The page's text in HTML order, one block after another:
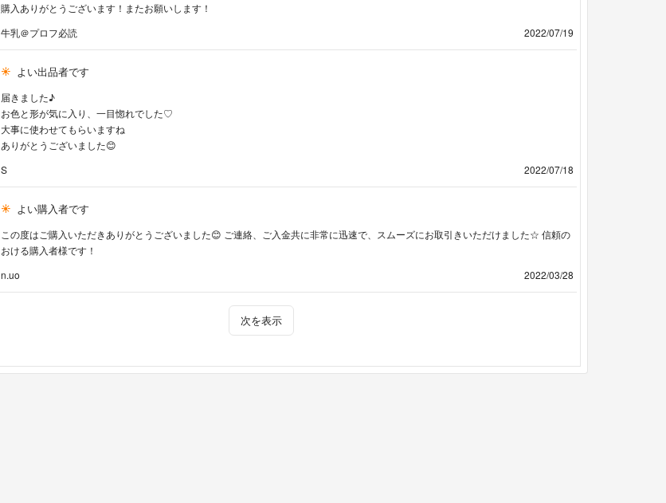
購入ありがとうございます！またお願いします！
牛乳＠プロフ必読
2022/07/19
よい出品者です
届きました♪
お色と形が気に入り、一目惚れでした♡
大事に使わせてもらいますね
ありがとうございました😊
S
2022/07/18
よい購入者です
この度はご購入いただきありがとうございました😊 ご連絡、ご入金共に非常に迅速で、スムーズにお取引きいただけました☆ 信頼の
おける購入者様です！
n.uo
2022/03/28
次を表示